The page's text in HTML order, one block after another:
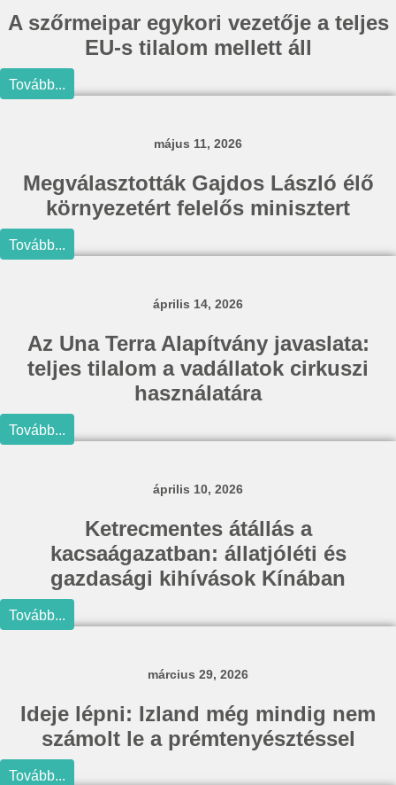
A szőrmeipar egykori vezetője a teljes
EU-s tilalom mellett áll
Tovább...
május 11, 2026
Megválasztották Gajdos László élő
környezetért felelős minisztert
Tovább...
április 14, 2026
Az Una Terra Alapítvány javaslata:
teljes tilalom a vadállatok cirkuszi
használatára
Tovább...
április 10, 2026
Ketrecmentes átállás a
kacsaágazatban: állatjóléti és
gazdasági kihívások Kínában
Tovább...
március 29, 2026
Ideje lépni: Izland még mindig nem
számolt le a prémtenyésztéssel
Tovább...